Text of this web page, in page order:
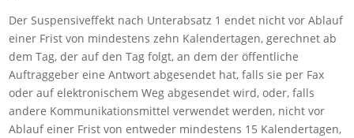
Der Suspensiveffekt nach Unterabsatz 1 endet nicht vor Ablauf
einer Frist von mindestens zehn Kalendertagen, gerechnet ab
dem Tag, der auf den Tag folgt, an dem der öffentliche
Auftraggeber eine Antwort abgesendet hat, falls sie per Fax
oder auf elektronischem Weg abgesendet wird, oder, falls
andere Kommunikationsmittel verwendet werden, nicht vor
Ablauf einer Frist von entweder mindestens 15 Kalendertagen,